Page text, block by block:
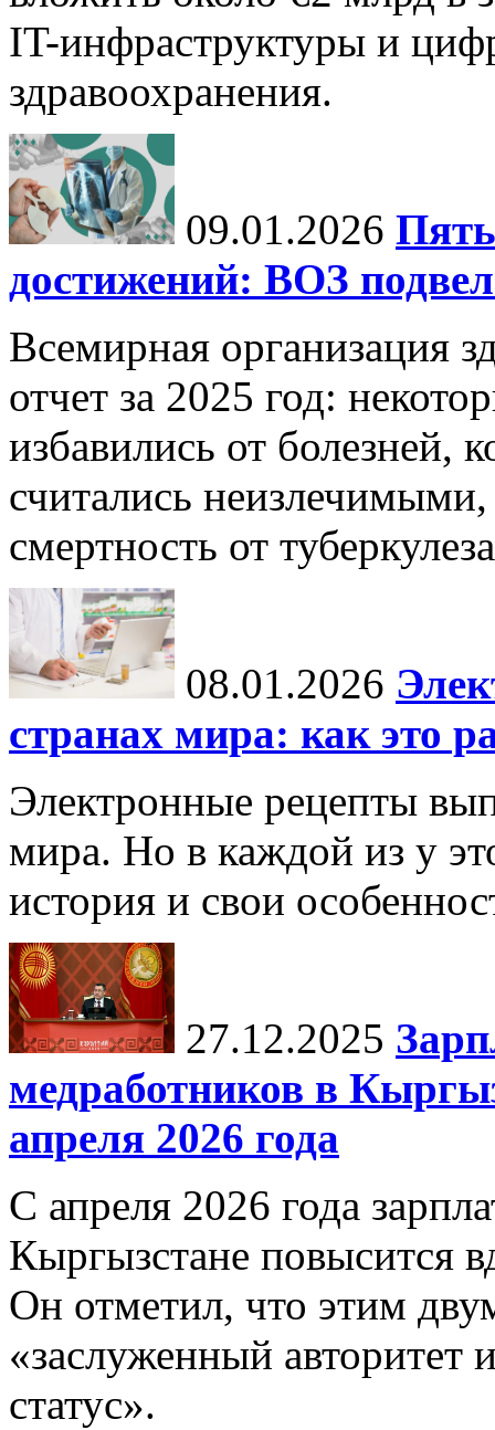
IT-инфраструктуры и
здравоохранения.
09.01.2026
достижений: ВОЗ
Всемирная организация
отчет за 2025 год:
избавились от болезней,
считались неизлечимыми,
смертность от
08.01.2026
странах мира: как это
Электронные рецепты
мира. Но в каждой из у
история и свои
27.12.2025
медработников в
апреля 2026 года
С апреля 2026 года
Кыргызстане повысится
Он отметил, что этим
«заслуженный
статус».